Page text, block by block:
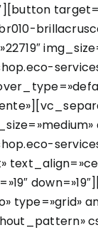
type=»grid»